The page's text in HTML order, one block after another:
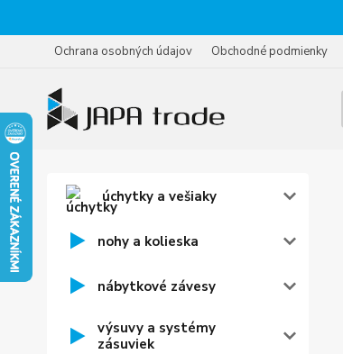
Ochrana osobných údajov Obchodné podmienky
úchytky a vešiaky
nohy a kolieska
nábytkové závesy
výsuvy a systémy
zásuviek